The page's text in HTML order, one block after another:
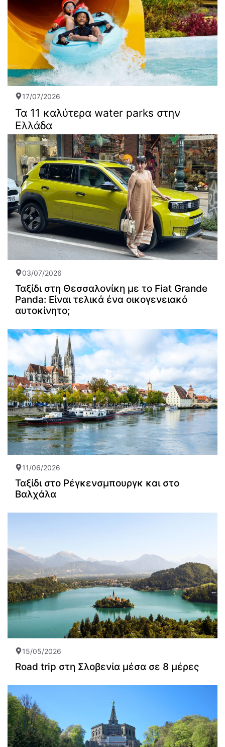
17/07/2026
Τα 11 καλύτερα water parks στην
Ελλάδα
03/07/2026
Ταξίδι στη Θεσσαλονίκη με το Fiat Grande
Panda: Είναι τελικά ένα οικογενειακό
αυτοκίνητο;
11/06/2026
Ταξίδι στο Ρέγκενσμπουργκ και στο
Βαλχάλα
15/05/2026
Road trip στη Σλοβενία μέσα σε 8 μέρες